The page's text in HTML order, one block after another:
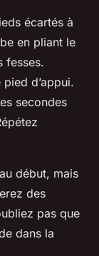
écartés à
en pliant le
fesses.
d’appui.
secondes
début, mais
des
pas que
dans la